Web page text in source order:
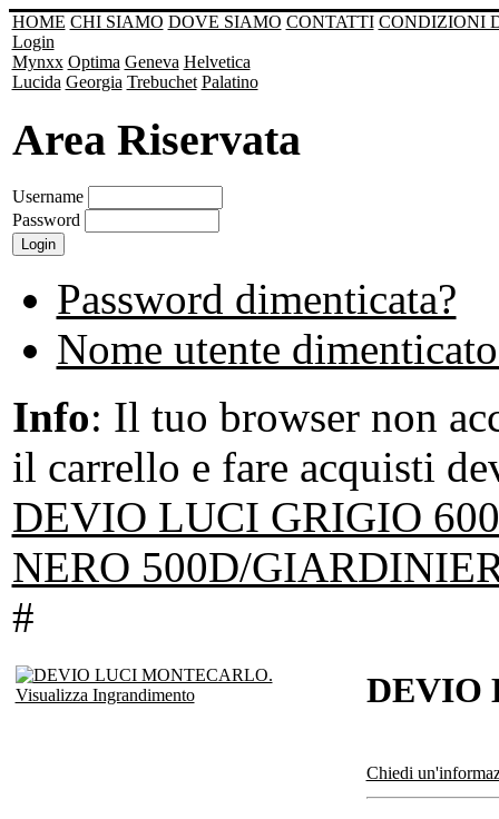
HOME CHI SIAMO DOVE SIAMO CONTATTI CONDIZIONI
Login
Mynxx Optima Geneva Helvetica
Lucida Georgia Trebuchet Palatino
Area Riservata
Username
Password
Password dimenticata?
Nome utente
Info: Il tuo browser non
il carrello e fare acquisti
DEVIO LUCI GRIGIO
NERO 500D/
#
Visualizza Ingrandimento DEVIO
Chiedi